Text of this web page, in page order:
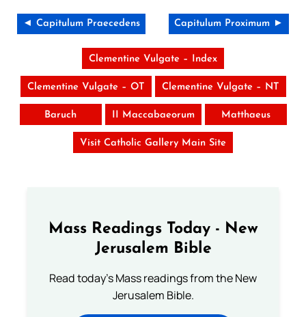
◄ Capitulum Praecedens Capitulum Proximum ►
Clementine Vulgate – Index
Clementine Vulgate – OT Clementine Vulgate – NT
Baruch II Maccabaeorum Matthaeus
Visit Catholic Gallery Main Site
Mass Readings Today - New
Jerusalem Bible
Read today's Mass readings from the New
Jerusalem Bible.